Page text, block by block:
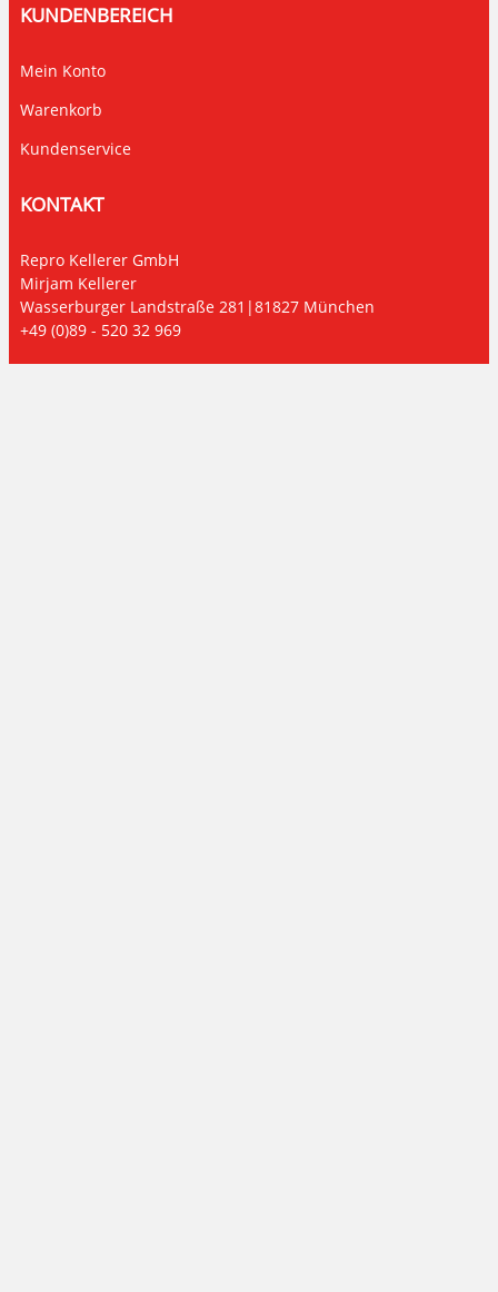
KUNDENBEREICH
Mein Konto
Warenkorb
Kundenservice
KONTAKT
Repro Kellerer GmbH
Mirjam Kellerer
Wasserburger Landstraße 281|81827 München
+49 (0)89 - 520 32 969